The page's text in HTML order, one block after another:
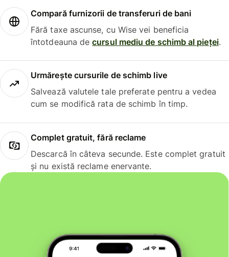
Compară furnizorii de transferuri de bani
Fără taxe ascunse, cu Wise vei beneficia
întotdeauna decursul mediu de schimb al pieței.
Urmărește cursurile de schimb live
Salvează valutele tale preferate pentru a vedea
cum se modifică rata de schimb în timp.
Complet gratuit, fără reclame
Descarcă în câteva secunde. Este complet gratuit
și nu există reclame enervante.